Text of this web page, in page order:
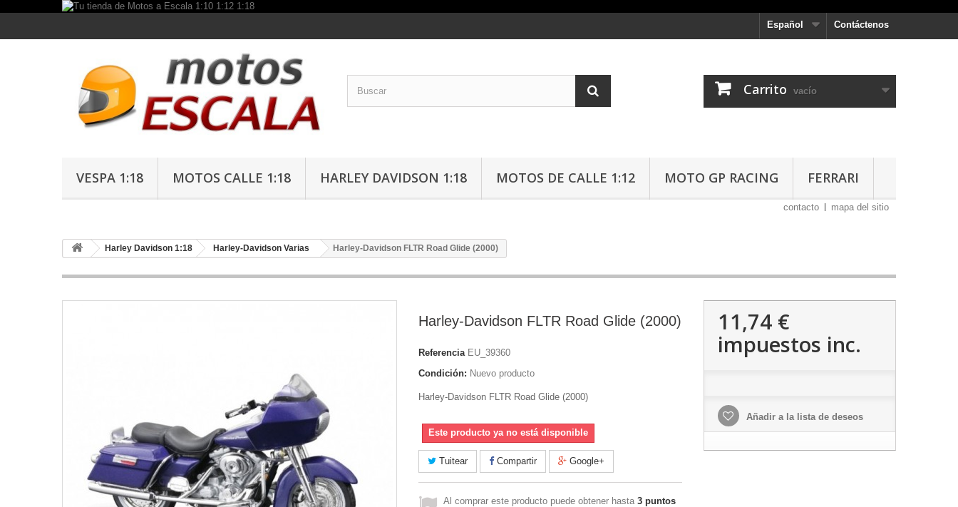
Contáctenos
Español
Carrito vacío
VESPA 1:18 MOTOS CALLE 1:18 HARLEY DAVIDSON 1:18 MOTOS DE CALLE 1:12 MOTO GP RACING FERRARI
contacto mapa del sitio
Harley Davidson 1:18 Harley-Davidson Varias Harley-Davidson FLTR Road Glide (2000)
Harley-Davidson FLTR Road Glide (2000)
Referencia EU_39360
Condición: Nuevo producto
Harley-Davidson FLTR Road Glide (2000)
Este producto ya no está disponible
Tuitear Compartir Google+
Al comprar este producto puede obtener hasta 3 puntos
11,74 €
impuestos inc.
Añadir a la lista de deseos